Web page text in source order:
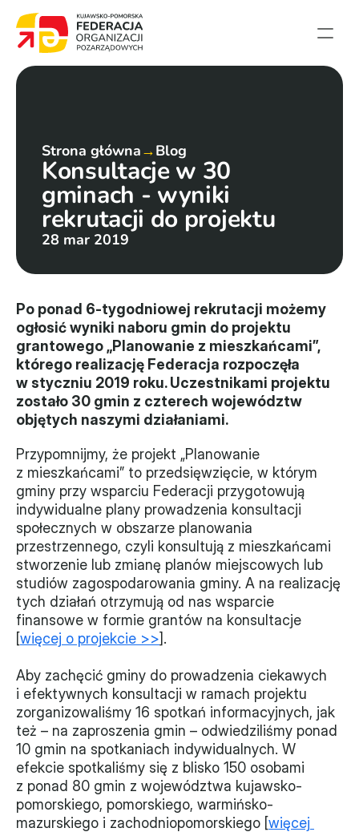
Projekty
Członkowie
English summary
Kontakt
Federacja
Statut i sprawozdania
Karta zasad
Władze
Historia i działania
Narzędzie samooceny
Kalendarz działań
Projekty
XVII forum NGO
Projekt z powiatem
Przystąp
Członkostwo
Procedura
Monitorujemy
Działania z ostatnich lat
Sprawy
Strona główna→Blog
Konsultacje w 30
gminach - wyniki
rekrutacji do projektu
28 mar 2019
Po ponad 6-tygodniowej rekrutacji możemy
ogłosić wyniki naboru gmin do projektu
grantowego „Planowanie z mieszkańcami”,
którego realizację Federacja rozpoczęła
w styczniu 2019 roku. Uczestnikami projektu
zostało 30 gmin z czterech województw
objętych naszymi działaniami.
Przypomnijmy, że projekt „Planowanie
z mieszkańcami” to przedsięwzięcie, w którym
gminy przy wsparciu Federacji przygotowują
indywidualne plany prowadzenia konsultacji
społecznych w obszarze planowania
przestrzennego, czyli konsultują z mieszkańcami
stworzenie lub zmianę planów miejscowych lub
studiów zagospodarowania gminy. A na realizację
tych działań otrzymują od nas wsparcie
finansowe w formie grantów na konsultacje
[więcej o projekcie >>].
Aby zachęcić gminy do prowadzenia ciekawych
i efektywnych konsultacji w ramach projektu
zorganizowaliśmy 16 spotkań informacyjnych, jak
też – na zaproszenia gmin – odwiedziliśmy ponad
10 gmin na spotkaniach indywidualnych. W
efekcie spotkaliśmy się z blisko 150 osobami
z ponad 80 gmin z województwa kujawsko-
pomorskiego, pomorskiego, warmińsko-
mazurskiego i zachodniopomorskiego [więcej